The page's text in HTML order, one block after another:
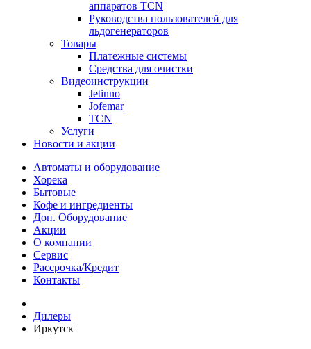
аппаратов TCN
Руководства пользователей для
льдогенераторов
Товары
Платежные системы
Средства для очистки
Видеоинструкции
Jetinno
Jofemar
TCN
Услуги
Новости и акции
Автоматы и оборудование
Хорека
Бытовые
Кофе и ингредиенты
Доп. Оборудование
Акции
О компании
Сервис
Рассрочка/Кредит
Контакты
Дилеры
Иркутск